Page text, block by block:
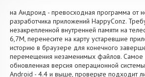
на Андроид - превосходная программа от
разработчика приложений HappyConz.
незакрепленной внутренней памяти на
6,7M, перенесите на карту устаревшие
историю в браузере для конечного
перемещения незаменимых файлов. Самое
обновленная версия операционной
Android - 4.4 и выше, проверьте подходит